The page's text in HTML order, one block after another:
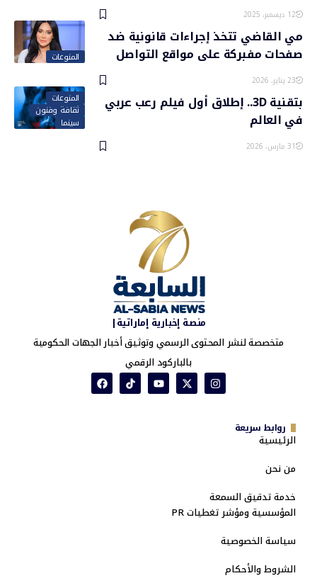
12 ديسمبر، 2025
المنوعات
مي القاضي تتخذ إجراءات قانونية ضد
صفحات مفبركة على مواقع التواصل
23 يناير، 2026
المنوعات
ثقافة وفنون
سينما
بتقنية 3D.. إطلاق أول فيلم رعب عربي
في العالم
31 مارس، 2026
منصة إخبارية إماراتية|
متخصصة لنشر المحتوى الرسمي وتوثيق أخبار الجهات الحكومية
بالباركود الرقمي
روابط سريعة
الرئيسية
من نحن
خدمة تدقيق السمعة
المؤسسية ومؤشر تغطيات PR
سياسة الخصوصية
الشروط والأحكام